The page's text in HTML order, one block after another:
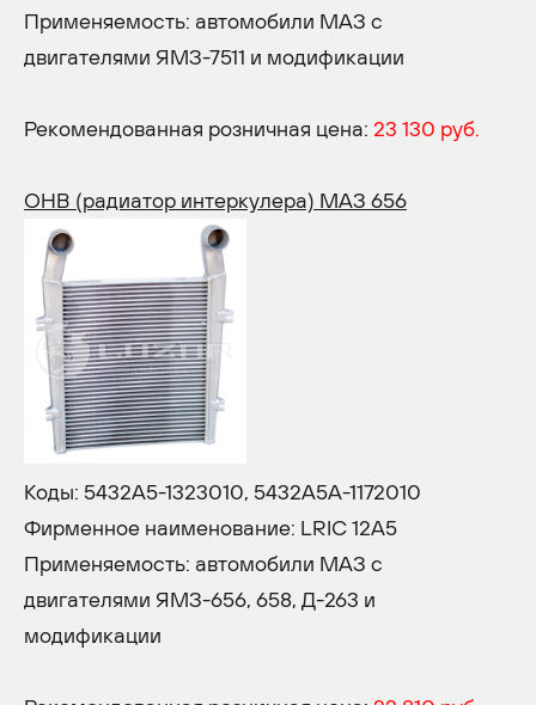
Применяемость: автомобили МАЗ с
двигателями ЯМЗ-7511 и модификации
Рекомендованная розничная цена: 23 130 руб.
ОНВ (радиатор интеркулера) МАЗ 656
Коды: 5432А5-1323010, 5432А5А-1172010
Фирменное наименование: LRIC 12A5
Применяемость: автомобили МАЗ с
двигателями ЯМЗ-656, 658, Д-263 и
модификации